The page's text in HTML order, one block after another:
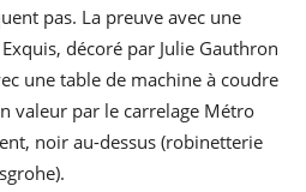
pas. La preuve avec une
décoré par Julie Gauthron
une table de machine à coudre
valeur par le carrelage Métro
noir au-dessus (robinetterie